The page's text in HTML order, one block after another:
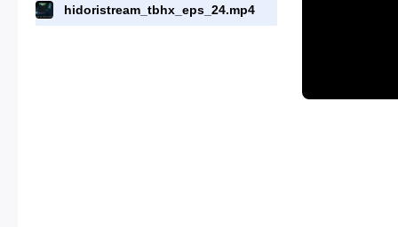
hidoristream_tbhx_eps_24.mp4